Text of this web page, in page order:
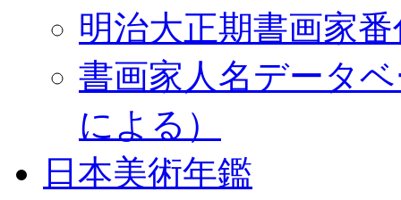
明治大正期書画家
書画家人名データ
による）
日本美術年鑑